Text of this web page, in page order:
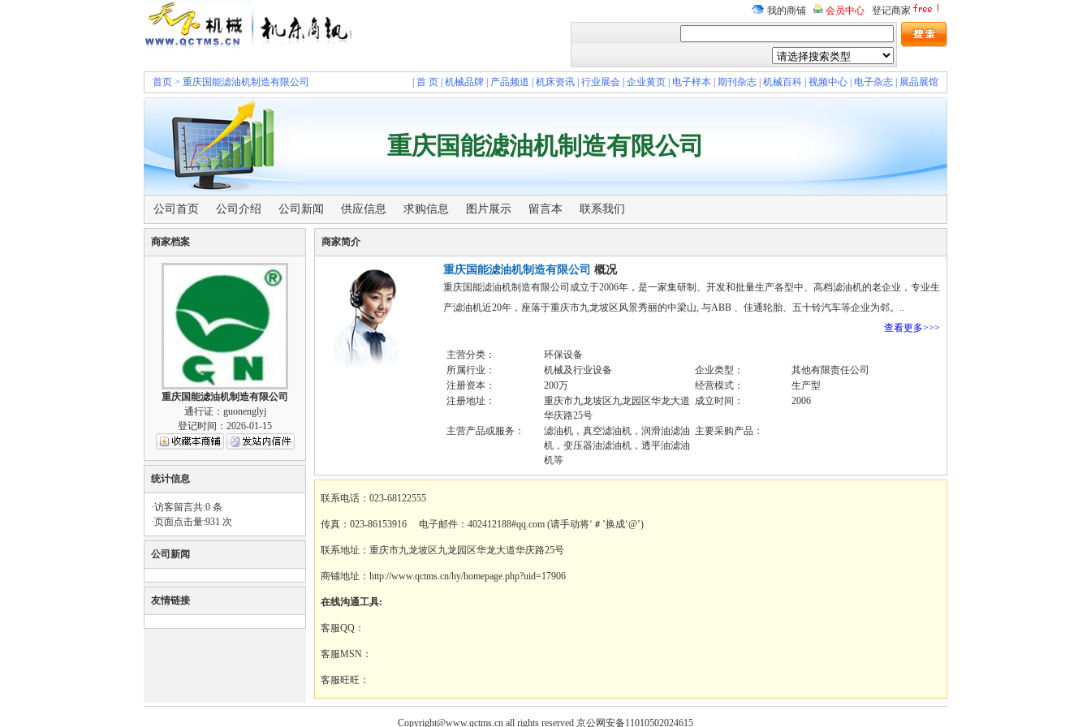
我的商铺 会员中心 登记商家
首页 > 重庆国能滤油机制造有限公司 首 页 机械品牌 产品频道 机床资讯 行业展会 企业黄页 电子样本 期刊杂志 机械百科 视频中心 电子杂志 展品展馆
重庆国能滤油机制造有限公司
公司首页 公司介绍 公司新闻 供应信息 求购信息 图片展示 留言本 联系我们
商家档案
重庆国能滤油机制造有限公司
通行证：guonenglyj
登记时间：2026-01-15
统计信息
·访客留言共:0 条
·页面点击量:931 次
公司新闻
友情链接
商家简介
重庆国能滤油机制造有限公司 概况
重庆国能滤油机制造有限公司成立于2006年，是一家集研制、开发和批量生产各型中、高档滤油机的老企业，专业生
产滤油机近20年，座落于重庆市九龙坡区风景秀丽的中梁山, 与ABB 、佳通轮胎、五十铃汽车等企业为邻。..
查看更多>>>
主营分类：
环保设备
所属行业：
机械及行业设备 企业类型：
其他有限责任公司
注册资本：
200万 经营模式：
生产型
注册地址：
重庆市九龙坡区九龙园区华龙大道
华庆路25号
成立时间： 2006
主营产品或服务：
滤油机，真空滤油机，润滑油滤油
机，变压器油滤油机，透平油滤油
机等
主要采购产品：
联系电话：023-68122555
传真：023-86153916 电子邮件：402412188#qq.com (请手动将‘＃’换成‘@’)
联系地址：重庆市九龙坡区九龙园区华龙大道华庆路25号
商铺地址：http://www.qctms.cn/hy/homepage.php?uid=17906
在线沟通工具:
客服QQ：
客服MSN：
客服旺旺：
Copyright@www.qctms.cn all rights reserved 京公网安备11010502024615